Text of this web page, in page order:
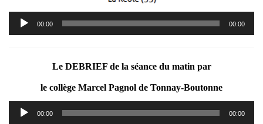
Lecteur
audio
00:00 00:00
Le DEBRIEF de la séance du matin par
le collège Marcel Pagnol de Tonnay-Boutonne
Lecteur
audio
00:00 00:00